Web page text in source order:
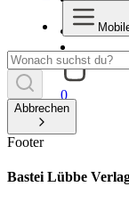
0
Abbrechen
Footer
Bastei Lübbe